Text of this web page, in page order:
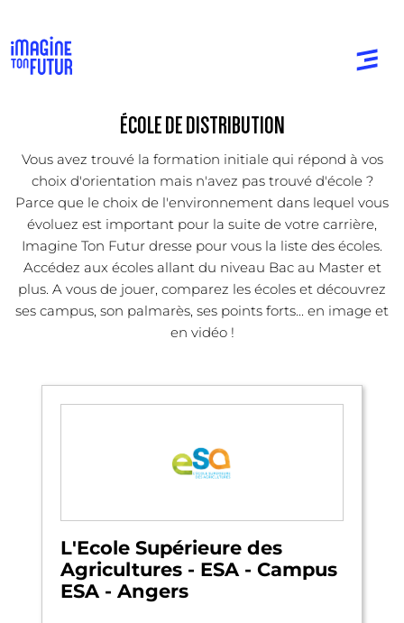
ÉCOLE DE DISTRIBUTION
Vous avez trouvé la formation initiale qui répond à vos
choix d'orientation mais n'avez pas trouvé d'école ?
Parce que le choix de l'environnement dans lequel vous
évoluez est important pour la suite de votre carrière,
Imagine Ton Futur dresse pour vous la liste des écoles.
Accédez aux écoles allant du niveau Bac au Master et
plus. A vous de jouer, comparez les écoles et découvrez
ses campus, son palmarès, ses points forts... en image et
en vidéo !
L'Ecole Supérieure des
Agricultures - ESA - Campus
ESA - Angers